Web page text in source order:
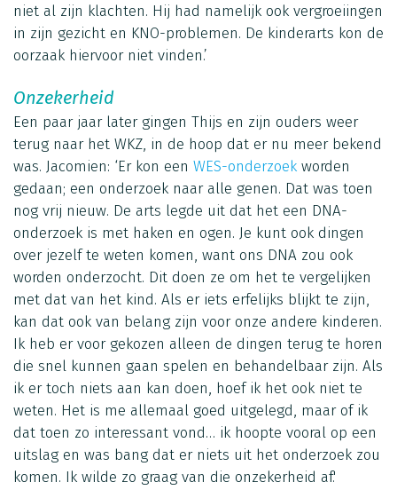
niet al zijn klachten. Hij had namelijk ook vergroeiingen
in zijn gezicht en KNO-problemen. De kinderarts kon de
oorzaak hiervoor niet vinden.’
Onzekerheid
Een paar jaar later gingen Thijs en zijn ouders weer
terug naar het WKZ, in de hoop dat er nu meer bekend
was. Jacomien: ‘Er kon een WES-onderzoek worden
gedaan; een onderzoek naar alle genen. Dat was toen
nog vrij nieuw. De arts legde uit dat het een DNA-
onderzoek is met haken en ogen. Je kunt ook dingen
over jezelf te weten komen, want ons DNA zou ook
worden onderzocht. Dit doen ze om het te vergelijken
met dat van het kind. Als er iets erfelijks blijkt te zijn,
kan dat ook van belang zijn voor onze andere kinderen.
Ik heb er voor gekozen alleen de dingen terug te horen
die snel kunnen gaan spelen en behandelbaar zijn. Als
ik er toch niets aan kan doen, hoef ik het ook niet te
weten. Het is me allemaal goed uitgelegd, maar of ik
dat toen zo interessant vond… ik hoopte vooral op een
uitslag en was bang dat er niets uit het onderzoek zou
komen. Ik wilde zo graag van die onzekerheid af.'